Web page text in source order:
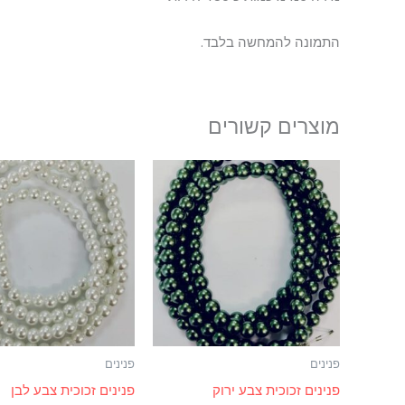
התמונה להמחשה בלבד.
מוצרים קשורים
פנינים
פנינים זכוכית צבע ירוק
למוצר
זה
יש
מספר
סוגים.
ניתן
לבחור
את
האפשרויות
פנינים
פנינים זכוכית צבע לבן